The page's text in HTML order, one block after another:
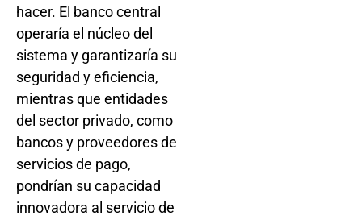
hacer. El banco central
operaría el núcleo del
sistema y garantizaría su
seguridad y eficiencia,
mientras que entidades
del sector privado, como
bancos y proveedores de
servicios de pago,
pondrían su capacidad
innovadora al servicio de